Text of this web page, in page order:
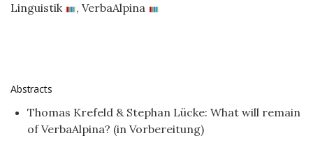
Linguistik
, VerbaAlpina
Abstracts
Thomas Krefeld & Stephan Lücke: What will remain
of VerbaAlpina? (in Vorbereitung)